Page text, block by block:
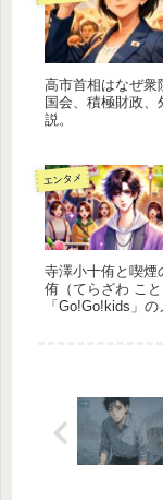
高市首相はなぜ衆
国会、積極財政
説。
エンタメ
寺澤小十侑と喫煙
侑（てらざわ こ
「Go!Go!kids」